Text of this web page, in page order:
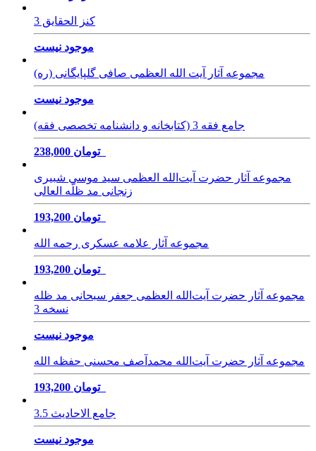
کنز الحقایق 3
موجود نیست
مجموعه آثار آیت الله العظمی صافی گلپایگانی (ره)
موجود نیست
جامع فقه 3 (کتابخانه و دانشنامه تخصصی فقه)
238,000 تومان
مجموعه آثار حضرت آیت‌الله العظمی سید موسی شبیری
زنجانی مد ظلّه العالی
193,200 تومان
مجموعه آثار علامه عسکری رحمه الله
193,200 تومان
مجموعه آثار حضرت آیت‌الله العظمی جعفر سبحانی مد ظله
نسخه 3
موجود نیست
مجموعه آثار حضرت آیت‌الله محمدآصف محسنی حفظه الله
193,200 تومان
جامع الاحادیث 3.5
موجود نیست